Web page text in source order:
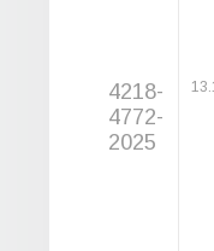
4218-
4772-
2025